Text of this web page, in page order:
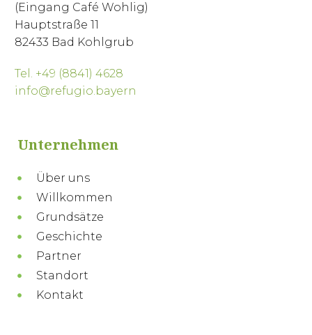
(Eingang Café Wohlig)
Hauptstraße 11
82433 Bad Kohlgrub
Tel. +49 (8841) 4628
info@refugio.bayern
Unternehmen
Über uns
Willkommen
Grundsätze
Geschichte
Partner
Standort
Kontakt